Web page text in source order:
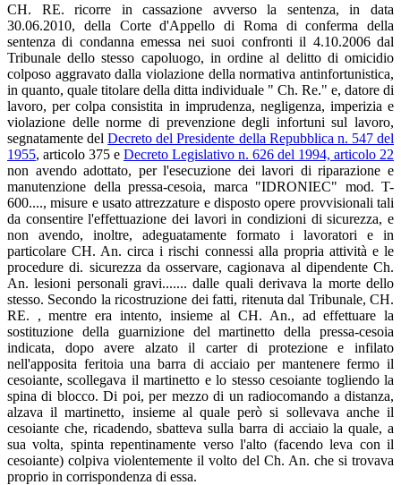
CH. RE. ricorre in cassazione avverso la sentenza, in data
30.06.2010, della Corte d'Appello di Roma di conferma della
sentenza di condanna emessa nei suoi confronti il 4.10.2006 dal
Tribunale dello stesso capoluogo, in ordine al delitto di omicidio
colposo aggravato dalla violazione della normativa antinfortunistica,
in quanto, quale titolare della ditta individuale " Ch. Re." e, datore di
lavoro, per colpa consistita in imprudenza, negligenza, imperizia e
violazione delle norme di prevenzione degli infortuni sul lavoro,
segnatamente delDecreto del Presidente della Repubblica n. 547 del
1955, articolo 375 e Decreto Legislativo n. 626 del 1994, articolo 22
non avendo adottato, per l'esecuzione dei lavori di riparazione e
manutenzione della pressa-cesoia, marca "IDRONIEC" mod. T-
600...., misure e usato attrezzature e disposto opere provvisionali tali
da consentire l'effettuazione dei lavori in condizioni di sicurezza, e
non avendo, inoltre, adeguatamente formato i lavoratori e in
particolare CH. An. circa i rischi connessi alla propria attività e le
procedure di. sicurezza da osservare, cagionava al dipendente Ch.
An. lesioni personali gravi....... dalle quali derivava la morte dello
stesso. Secondo la ricostruzione dei fatti, ritenuta dal Tribunale, CH.
RE. , mentre era intento, insieme al CH. An., ad effettuare la
sostituzione della guarnizione del martinetto della pressa-cesoia
indicata, dopo avere alzato il carter di protezione e infilato
nell'apposita feritoia una barra di acciaio per mantenere fermo il
cesoiante, scollegava il martinetto e lo stesso cesoiante togliendo la
spina di blocco. Di poi, per mezzo di un radiocomando a distanza,
alzava il martinetto, insieme al quale però si sollevava anche il
cesoiante che, ricadendo, sbatteva sulla barra di acciaio la quale, a
sua volta, spinta repentinamente verso l'alto (facendo leva con il
cesoiante) colpiva violentemente il volto del Ch. An. che si trovava
proprio in corrispondenza di essa.